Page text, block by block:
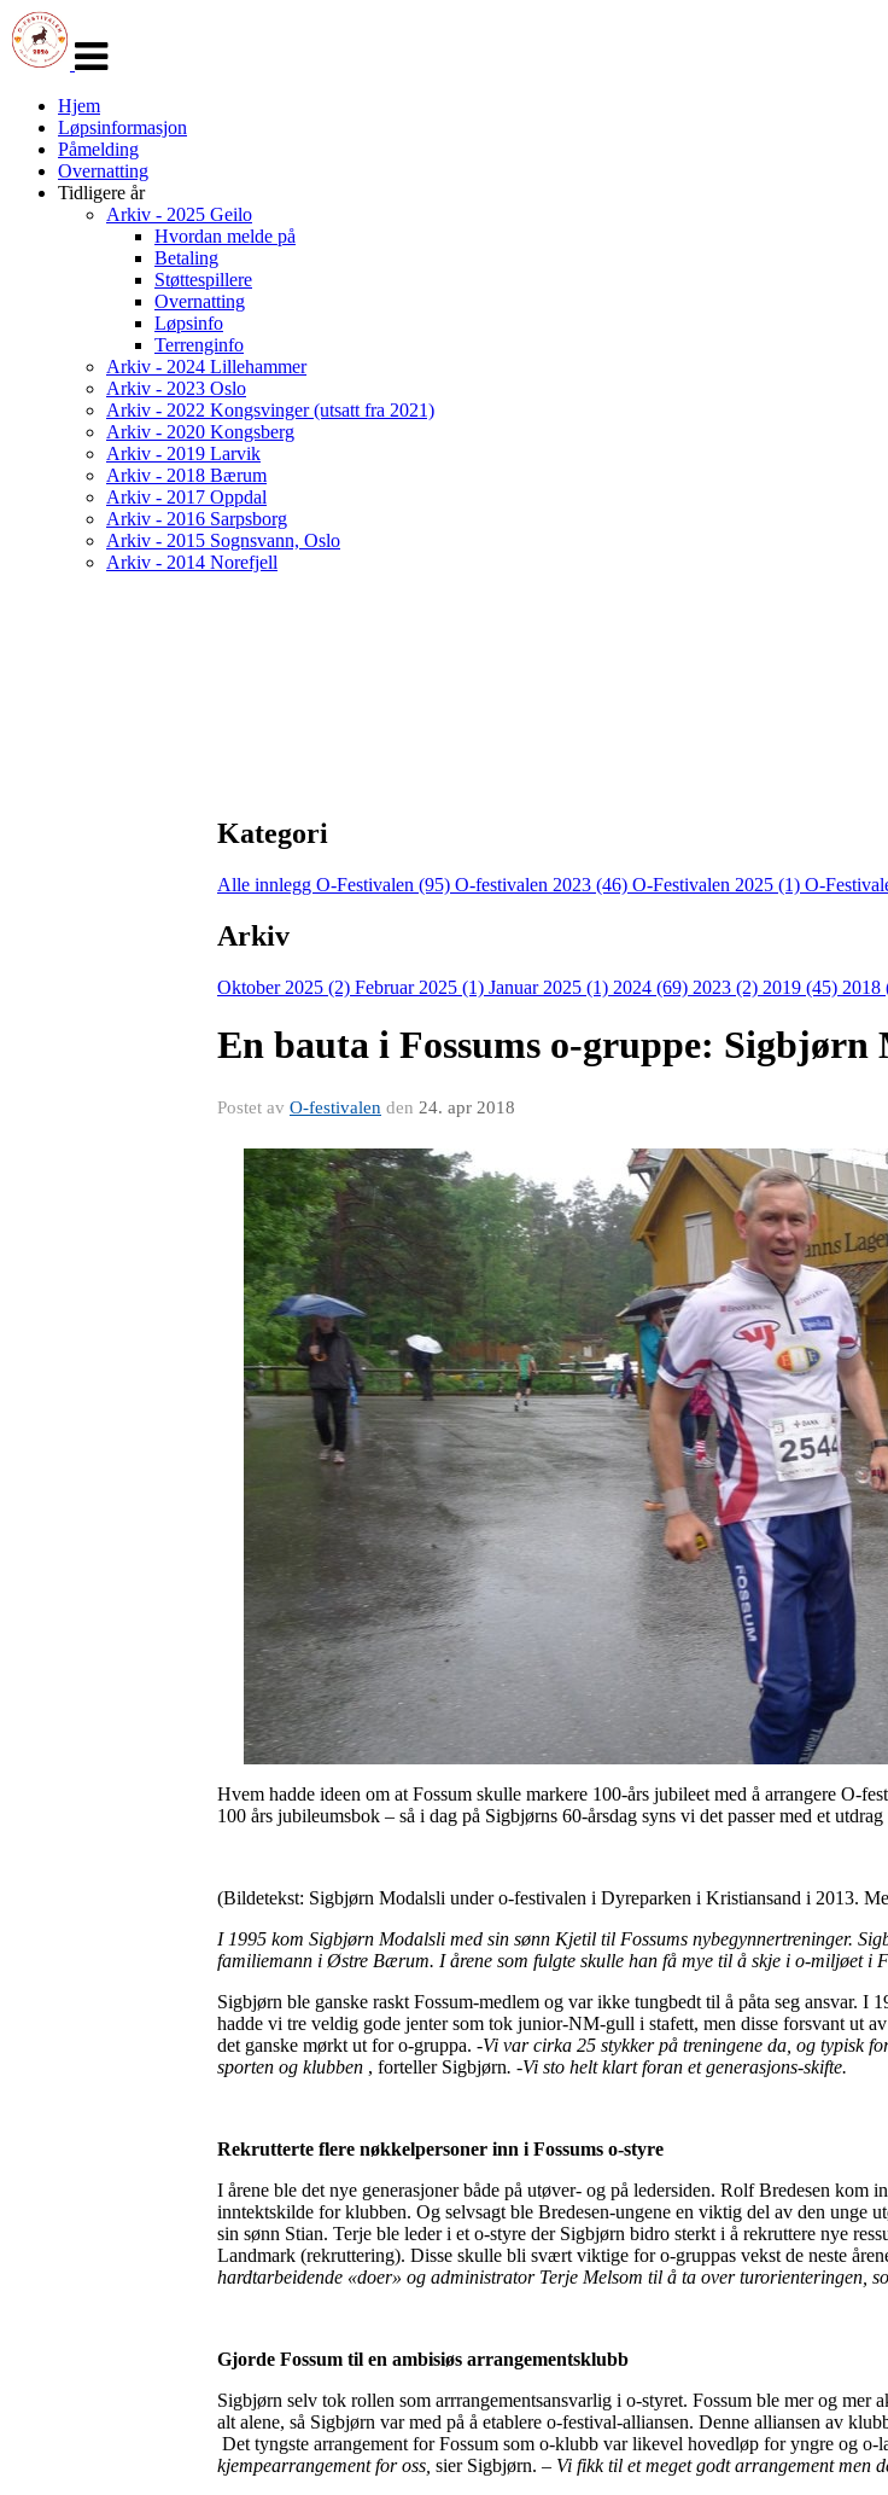
navigasjon
Hjem
Løpsinformasjon
Påmelding
Overnatting
Tidligere år
Arkiv - 2025 Geilo
Hvordan melde på
Betaling
Støttespillere
Overnatting
Løpsinfo
Terrenginfo
Arkiv - 2024 Lillehammer
Arkiv - 2023 Oslo
Arkiv - 2022 Kongsvinger (utsatt fra 2021)
Arkiv - 2020 Kongsberg
Arkiv - 2019 Larvik
Arkiv - 2018 Bærum
Arkiv - 2017 Oppdal
Arkiv - 2016 Sarpsborg
Arkiv - 2015 Sognsvann, Oslo
Arkiv - 2014 Norefjell
Kategori
Alle innlegg O-Festivalen (95) O-festivalen 2023 (46) O-Festivalen 2025 (1) O-
Arkiv
Oktober 2025 (2) Februar 2025 (1) Januar 2025 (1) 2024 (69) 2023 (2) 2019 (45) 2018
En bauta i Fossums o-gruppe: Sigbjørn
Postet av O-festivalen den 24. apr 2018
Hvem hadde ideen om at Fossum skulle markere 100-års jubileet med å arrangere O-
100 års jubileumsbok – så i dag på Sigbjørns 60-årsdag syns vi det passer med et
(Bildetekst: Sigbjørn Modalsli under o-festivalen i Dyreparken i Kristiansand i 2013.
I 1995 kom Sigbjørn Modalsli med sin sønn Kjetil til Fossums nybegynnertreninger.
familiemann i Østre Bærum. I årene som fulgte skulle han få mye til å skje i o-miljøet i
Sigbjørn ble ganske raskt Fossum-medlem og var ikke tungbedt til å påta seg ansvar.
hadde vi tre veldig gode jenter som tok junior-NM-gull i stafett, men disse forsvant ut
det ganske mørkt ut for o-gruppa. -Vi var cirka 25 stykker på treningene da, og typisk
sporten og klubben , forteller Sigbjørn. -Vi sto helt klart foran et generasjons-skifte.
Rekrutterte flere nøkkelpersoner inn i Fossums o-styre
I årene ble det nye generasjoner både på utøver- og på ledersiden. Rolf Bredesen
inntektskilde for klubben. Og selvsagt ble Bredesen-ungene en viktig del av den unge
sin sønn Stian. Terje ble leder i et o-styre der Sigbjørn bidro sterkt i å rekruttere nye
Landmark (rekruttering). Disse skulle bli svært viktige for o-gruppas vekst de neste
hardtarbeidende «doer» og administrator Terje Melsom til å ta over turorienteringen,
Gjorde Fossum til en ambisiøs arrangementsklubb
Sigbjørn selv tok rollen som arrrangementsansvarlig i o-styret. Fossum ble mer og
alt alene, så Sigbjørn var med på å etablere o-festival-alliansen. Denne alliansen av
Det tyngste arrangement for Fossum som o-klubb var likevel hovedløp for yngre og
kjempearrangement for oss, sier Sigbjørn. – Vi fikk til et meget godt arrangement men